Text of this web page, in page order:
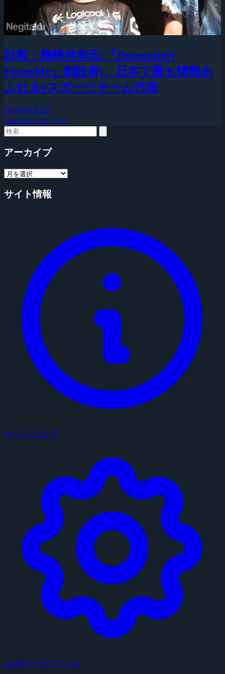
訃報：梅崎伸幸氏(『DetonatioN
FocusMe』創設者)、日本で最も情熱あ
ふれるeスポーツチーム代表
2026年8月3日
esports(eスポーツ)
アーカイブ
サイト情報
サイトについて
configデータファイル